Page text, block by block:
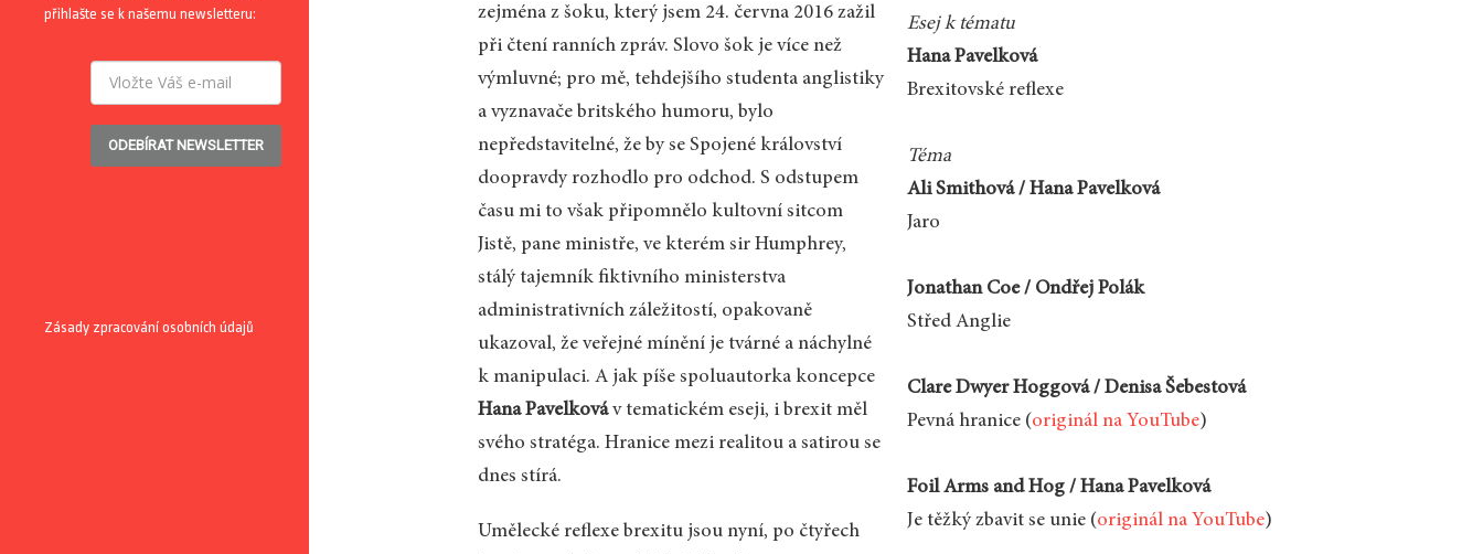
přihlašte se k našemu newsletteru:
ODEBÍRAT NEWSLETTER
Zásady zpracování osobních údajů
zejména z šoku, který jsem 24. června 2016 zažil
při čtení ranních zpráv. Slovo šok je více než
výmluvné; pro mě, tehdejšího studenta anglistiky
a vyznavače britského humoru, bylo
nepředstavitelné, že by se Spojené království
doopravdy rozhodlo pro odchod. S odstupem
času mi to však připomnělo kultovní sitcom
Jistě, pane ministře, ve kterém sir Humphrey,
stálý tajemník fiktivního ministerstva
administrativních záležitostí, opakovaně
ukazoval, že veřejné mínění je tvárné a náchylné
k manipulaci. A jak píše spoluautorka koncepce
Hana Pavelkováv tematickém eseji, i brexit měl
svého stratéga. Hranice mezi realitou a satirou se
dnes stírá.
Umělecké reflexe brexitu jsou nyní, po čtyřech
Esej k tématu
Hana Pavelková
Brexitovské reflexe
Téma
Ali Smithová / Hana Pavelková
Jaro
Jonathan Coe / Ondřej Polák
Střed Anglie
Clare Dwyer Hoggová / Denisa Šebestová
Pevná hranice (originál na YouTube)
Foil Arms and Hog / Hana Pavelková
Je těžký zbavit se unie (originál na YouTube)